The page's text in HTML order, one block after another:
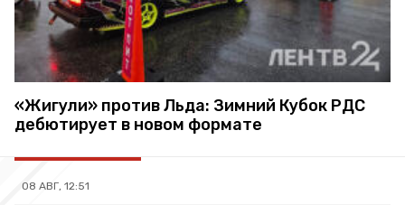
«Жигули» против Льда: Зимний Кубок РДС
дебютирует в новом формате
08 АВГ, 12:51